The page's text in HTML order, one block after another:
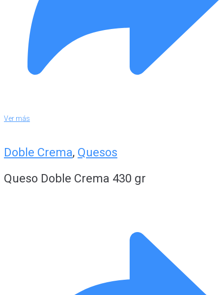
Ver más
Doble Crema, Quesos
Queso Doble Crema 430 gr